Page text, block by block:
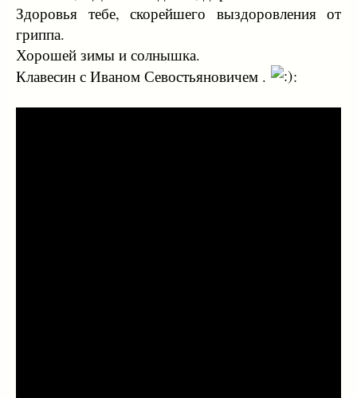
Здоровья тебе, скорейшего выздоровления от
гриппа.
Хорошей зимы и солнышка.
Клавесин с Иваном Севостьяновичем .
: